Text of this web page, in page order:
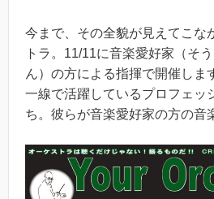
今まで、その全貌が見えてこな
トラ。11/11に音楽愛好家（そ
ん）の方による指揮で開催しま
一線で活躍しているプロフェッ
ち。彼らが音楽愛好家の方の音